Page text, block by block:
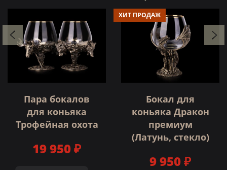
Пара бокалов
для коньяка
Трофейная охота
19 950 ₽
ХИТ ПРОДАЖ
Бокал для
коньяка Дракон
премиум
(Латунь, стекло)
9 950 ₽